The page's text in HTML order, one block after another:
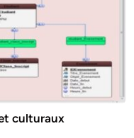
culturaux